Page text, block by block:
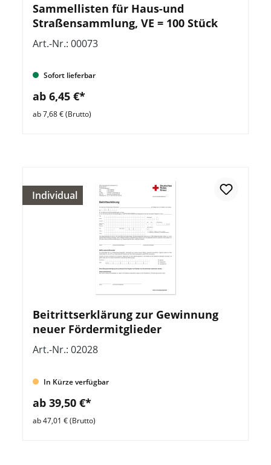
Sammellisten für Haus-und
Straßensammlung, VE = 100 Stück
Art.-Nr.: 00073
Sofort lieferbar
ab 6,45 €*
ab 7,68 € (Brutto)
Individual
Beitrittserklärung zur Gewinnung
neuer Fördermitglieder
Art.-Nr.: 02028
In Kürze verfügbar
ab 39,50 €*
ab 47,01 € (Brutto)